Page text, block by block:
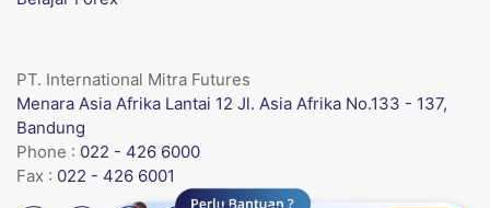
PT. International Mitra Futures
Menara Asia Afrika Lantai 12 Jl. Asia Afrika No.133 - 137,
Bandung
Phone : 022 - 426 6000
Fax : 022 - 426 6001